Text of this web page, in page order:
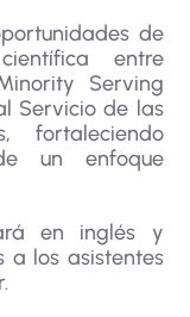
de
entre
Serving
Servicio de las
fortaleciendo
un enfoque
en inglés y
a los asistentes